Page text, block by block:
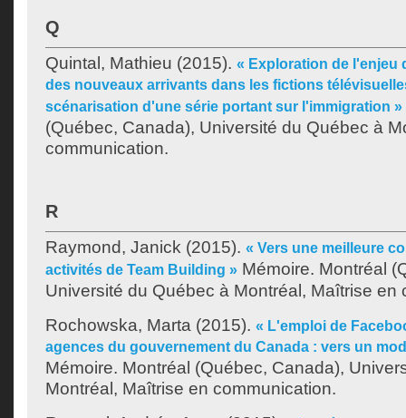
Q
Quintal, Mathieu (2015). « Exploration de l'enjeu
des nouveaux arrivants dans les fictions
scénarisation d'une série portant sur l'immigration »
(Québec, Canada), Université du Québec à
communication.
R
Raymond, Janick (2015). « Vers une meilleure
activités de Team Building » Mémoire. Montréal
Université du Québec à Montréal, Maîtrise en
Rochowska, Marta (2015). « L'emploi de
agences du gouvernement du Canada : vers un
Mémoire. Montréal (Québec, Canada),
Montréal, Maîtrise en communication.